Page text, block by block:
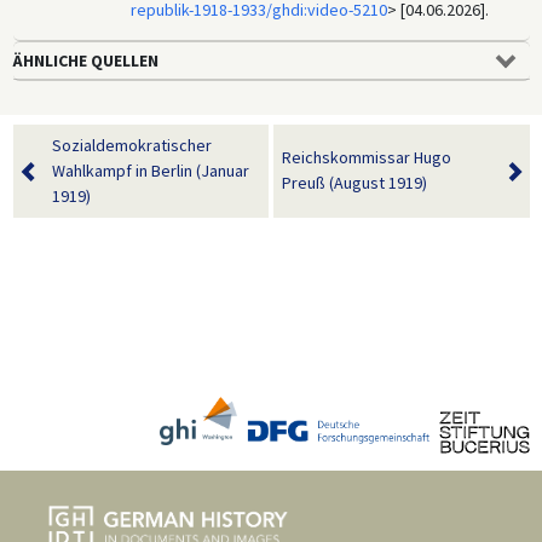
Humors“ bezeichnet wurde, zu dieser Zeit genoss, um ein größeres
Publikum für den Film zu gewinnen und es mit seiner Botschaft zu
konfrontieren.
republik-1918-1933/ghdi:video-5210> [04.06.2026].
ÄHNLICHE QUELLEN
Sozialdemokratischer
Wahlkampf in Berlin (Januar
1919)
Reichskommissar Hugo
Preuß (August 1919)